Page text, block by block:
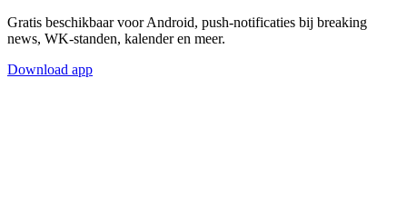
Gratis beschikbaar voor Android, push-notificaties bij breaking
news, WK-standen, kalender en meer.
Download app